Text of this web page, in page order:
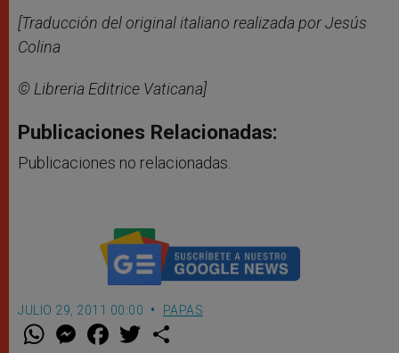
[Traducción del original italiano realizada por Jesús
Colina
© Libreria Editrice Vaticana]
Publicaciones Relacionadas:
Publicaciones no relacionadas.
JULIO 29, 2011 00:00 PAPAS
W M
e
F
a w